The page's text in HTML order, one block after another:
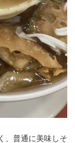
、普通に美味しそ